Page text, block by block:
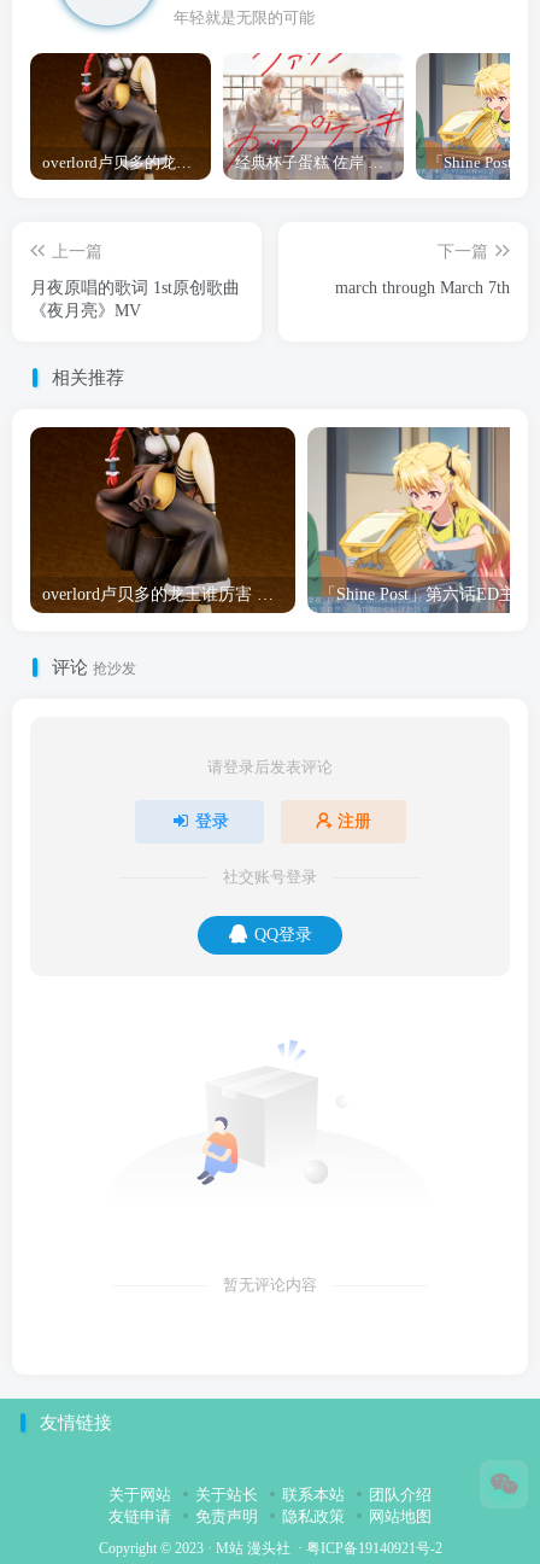
年轻就是无限的可能
经典杯子蛋糕 佐岸 漫画「经典杯子蛋糕」宣布真人日剧化
上一篇
月夜原唱的歌词 1st原创歌曲
《夜月亮》MV
下一篇
march through March 7th
相关推荐
评论 抢沙发
请登录后发表评论
登录 注册
社交账号登录
QQ登录
暂无评论内容
友情链接
关于网站 关于站长 联系本站
团队介绍
友链申请
免责声明 隐私政策 网站地图
Copyright © 2023 · M站 漫头社 · 粤ICP备19140921号-2